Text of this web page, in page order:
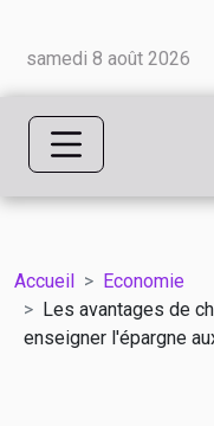
samedi 8 août 2026
Accueil
Economie
Les avantages de
enseigner l'épargne